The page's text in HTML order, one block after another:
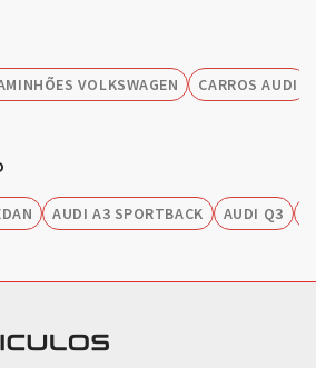
VOLKSWAGEN CARROS AUDI
AUDI A3 SPORTBACK AUDI Q3